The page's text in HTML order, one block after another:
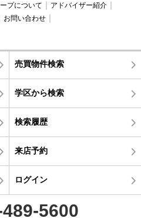
プについて
アドバイザー紹介
お問い合わせ
売買物件検索
学区から検索
検索履歴
来店予約
ログイン
5600